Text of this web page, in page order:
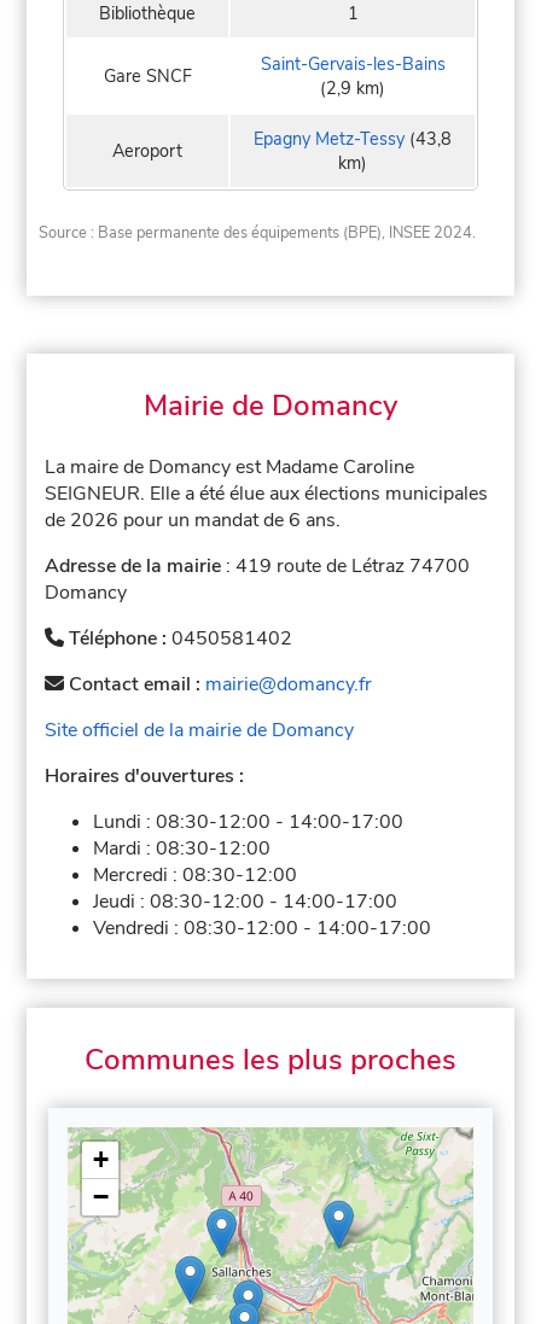
Bibliothèque 1
Gare SNCF
Saint-Gervais-les-Bains
(2,9 km)
Aeroport Epagny Metz-Tessy (43,8
km)
Source : Base permanente des équipements (BPE), INSEE 2024.
Mairie de Domancy
La maire de Domancy est Madame Caroline
SEIGNEUR. Elle a été élue aux élections municipales
de 2026 pour un mandat de 6 ans.
Adresse de la mairie : 419 route de Létraz 74700
Domancy
Téléphone :0450581402
Contact email : mairie@domancy.fr
Site officiel de la mairie de Domancy
Horaires d'ouvertures :
Lundi :08:30-12:00 - 14:00-17:00
Mardi :08:30-12:00
Mercredi :08:30-12:00
Jeudi :08:30-12:00 - 14:00-17:00
Vendredi :08:30-12:00 - 14:00-17:00
Communes les plus proches
+
−